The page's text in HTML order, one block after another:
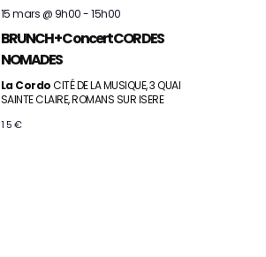
É
v
15 mars @ 9h00-15h00
BRUNCH + Concert CORDES
NOMADES
La CordoCITÉ DE LA MUSIQUE, 3 QUAI
SAINTE CLAIRE, ROMANS SUR ISERE
15€